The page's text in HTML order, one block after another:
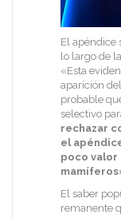
El apéndice
lo largo de
«Esta
aparición
probable
selectivo
rechazar
el
poco
El saber
remanente